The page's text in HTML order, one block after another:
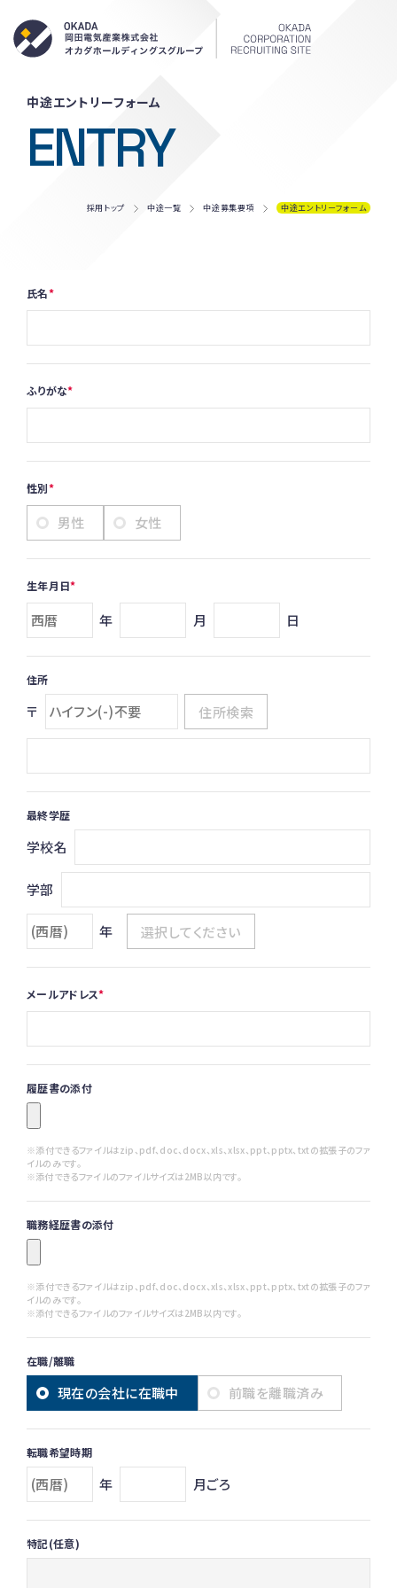
中途エントリーフォーム
ENTRY
採用トップ 中途一覧 中途募集要項 中途エントリーフォーム
氏名
ふりがな
性別
男性 女性
生年月日
年 月 日
住所
〒 住所検索
最終学歴
学校名
学部
年
メールアドレス
履歴書の添付
※添付できるファイルはzip、pdf、doc、docx、xls、xlsx、ppt、pptx、txtの拡張子のファ
イルのみです。
※添付できるファイルのファイルサイズは2MB以内です。
職務経歴書の添付
※添付できるファイルはzip、pdf、doc、docx、xls、xlsx、ppt、pptx、txtの拡張子のファ
イルのみです。
※添付できるファイルのファイルサイズは2MB以内です。
在職/離職
現在の会社に在職中 前職を離職済み
転職希望時期
年 月ごろ
特記(任意)